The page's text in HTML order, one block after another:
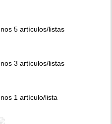
5 artículos/listas
3 artículos/listas
1 artículo/lista